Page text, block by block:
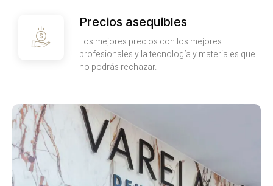
Precios asequibles
Los mejores precios con los mejores
profesionales y la tecnología y materiales que
no podrás rechazar.